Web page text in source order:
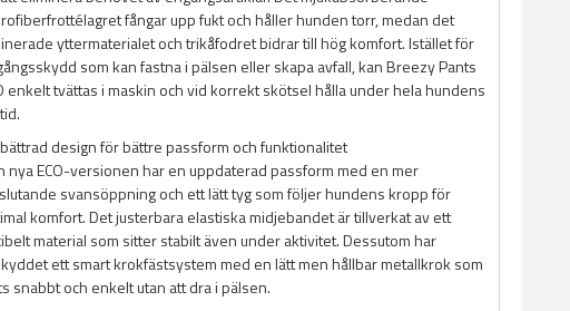
fångar upp fukt och håller hunden torr, medan det
yttermaterialet och trikåfodret bidrar till hög komfort. Istället för
som kan fastna i pälsen eller skapa avfall, kan Breezy Pants
enkelt tvättas i maskin och vid korrekt skötsel hålla under hela hundens
design för bättre passform och funktionalitet
nya ECO-versionen har en uppdaterad passform med en mer
svansöppning och ett lätt tyg som följer hundens kropp för
komfort. Det justerbara elastiska midjebandet är tillverkat av ett
material som sitter stabilt även under aktivitet. Dessutom har
ett smart krokfästsystem med en lätt men hållbar metallkrok som
snabbt och enkelt utan att dra i pälsen.